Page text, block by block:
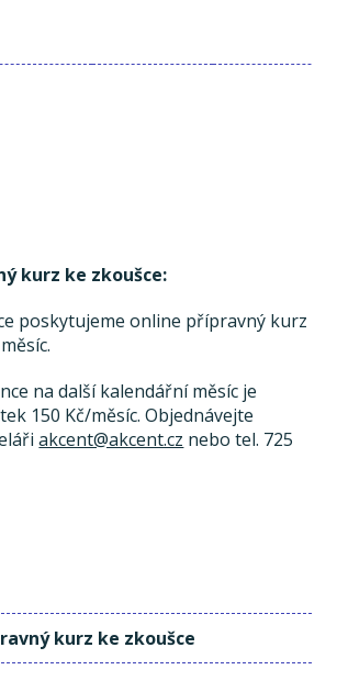
kurz ke zkoušce:
poskytujeme online přípravný kurz
na další kalendářní měsíc je
150 Kč/měsíc. Objednávejte
akcent@akcent.cz nebo tel. 725
kurz ke zkoušce